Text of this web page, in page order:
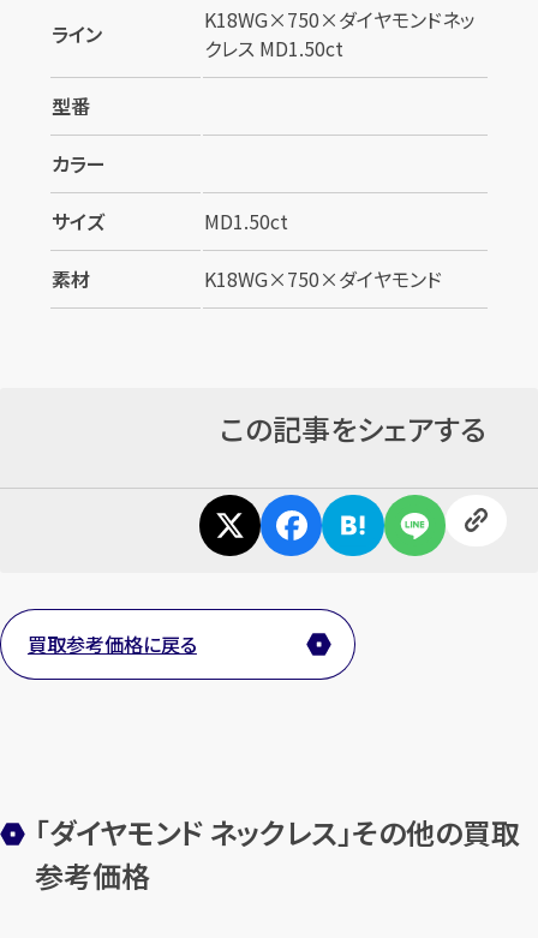
カンタン無料
まずはお電話 で無料査定
メールで無料相談する
ライン
K18WG×750×ダイヤモンドネッ
クレス MD1.50ct
型番
カラー
サイズ
MD1.50ct
素材
K18WG×750×ダイヤモンド
この記事をシェアする
買取参考価格に戻る
「ダイヤモンド ネックレス」その他の買取
参考価格